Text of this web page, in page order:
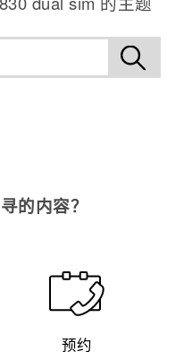
的内容？
预约